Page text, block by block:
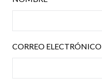
CORREO ELECTRÓNICO